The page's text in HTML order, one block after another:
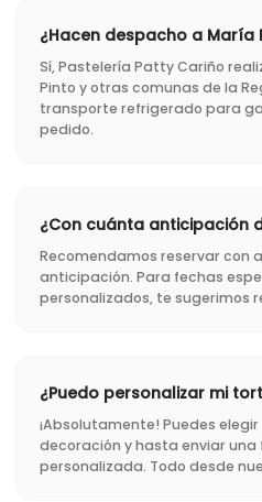
¿Hacen despacho a María
Sí, Pastelería Patty Cariño
Pinto y otras comunas de la
transporte refrigerado para
pedido.
¿Con cuánta anticipación
Recomendamos reservar con
anticipación. Para fechas
personalizados, te sugerimos
¿Puedo personalizar mi
¡Absolutamente! Puedes
decoración y hasta enviar
personalizada. Todo desde